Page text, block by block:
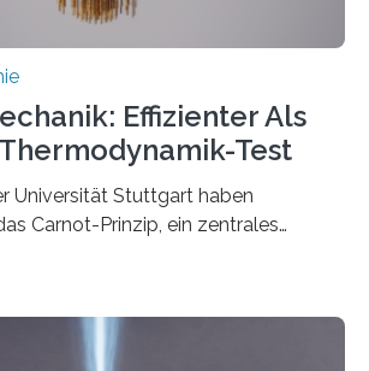
Effizienter Als
Test
Universität Stuttgart haben
Carnot-Prinzip, ein zentrales
Atomen gilt, deren physikalische